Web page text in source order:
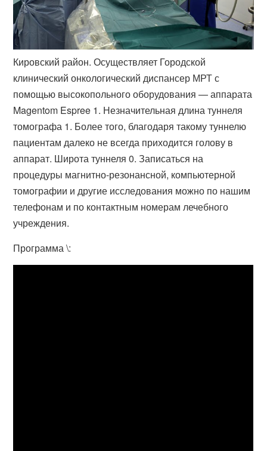
Кировский район. Осуществляет Городской
клинический онкологический диспансер МРТ с
помощью высокопольного оборудования — аппарата
Magentom Espree 1. Незначительная длина туннеля
томографа 1. Более того, благодаря такому туннелю
пациентам далеко не всегда приходится голову в
аппарат. Широта туннеля 0. Записаться на
процедуры магнитно-резонансной, компьютерной
томографии и другие исследования можно по нашим
телефонам и по контактным номерам лечебного
учреждения.
Программа \: